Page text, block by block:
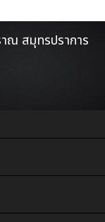
ณ สมุทรปราการ